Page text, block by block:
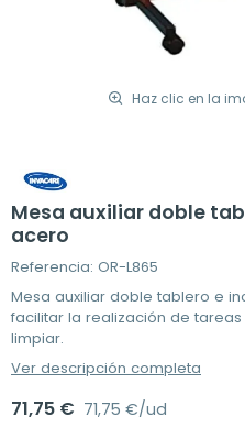
Haz clic en la
Mesa auxiliar doble
acero
Referencia: OR-L865
Mesa auxiliar doble tablero e
facilitar la realización de
limpiar.
Ver descripción completa
71,75 € 71,75 €/ud